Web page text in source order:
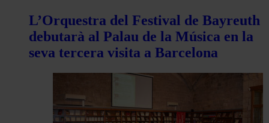
L’Orquestra del Festival de Bayreuth
debutarà al Palau de la Música en la
seva tercera visita a Barcelona